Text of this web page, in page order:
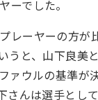
ーでした。
レーヤーの方が
うと、山下良美
ァウルの基準が
さんは選手とし